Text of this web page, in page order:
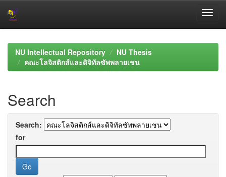
navigationNU Intellectual Repository
NU Thesis
คณะโลจิสติกส์และดิจิทัลซัพพลายเชน
Search
Search:
for